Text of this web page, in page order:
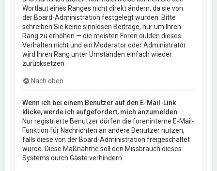
Wortlaut eines Ranges nicht direkt ändern, da sie von
der Board-Administration festgelegt wurden. Bitte
schreiben Sie keine sinnlosen Beiträge, nur um Ihren
Rang zu erhöhen — die meisten Foren dulden dieses
Verhalten nicht und ein Moderator oder Administrator
wird Ihren Rang unter Umständen einfach wieder
zurücksetzen.
Nach oben
Wenn ich bei einem Benutzer auf den E-Mail-Link
klicke, werde ich aufgefordert, mich anzumelden.
Nur registrierte Benutzer dürfen die foreninterne E-Mail-
Funktion für Nachrichten an andere Benutzer nutzen,
falls diese von der Board-Administration freigeschaltet
wurde. Diese Maßnahme soll den Missbrauch dieses
Systems durch Gäste verhindern.